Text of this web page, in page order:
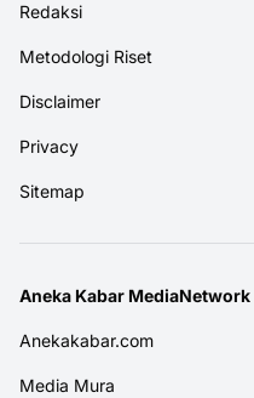
Redaksi
Metodologi Riset
Disclaimer
Privacy
Sitemap
Aneka Kabar MediaNetwork
Anekakabar.com
Media Mura